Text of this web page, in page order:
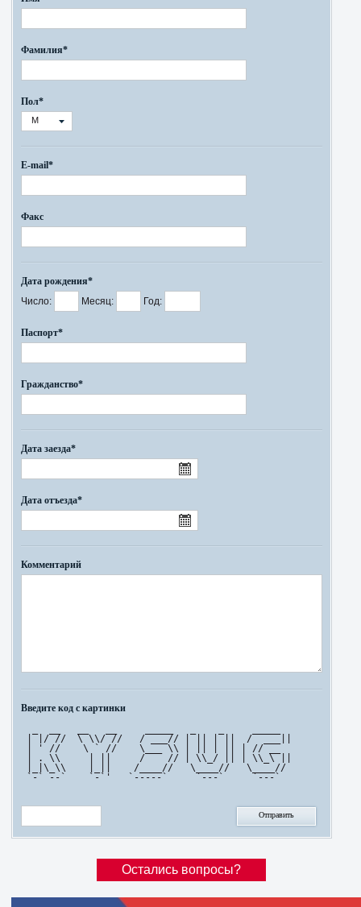
Фамилия*
Пол*
М
E-mail*
Факс
Дата рождения*
Число:
Месяц: Год:
Паспорт*
Гражданство*
Дата заезда*
Дата отъезда*
Комментарий
Введите код с картинки
| |/ //  \ \\/ //   / ___// | || | ||  /  ___||
| ' //    \ ` //    \___ \\ | || | || | // __
| . \\     | ||     /    // | \\_/ || | \\_\ ||
|_|\_\\    |_||    /____//   \____//   \____//
`-` --`    `-`'   `-----`     `---`     `---`
Остались вопросы?